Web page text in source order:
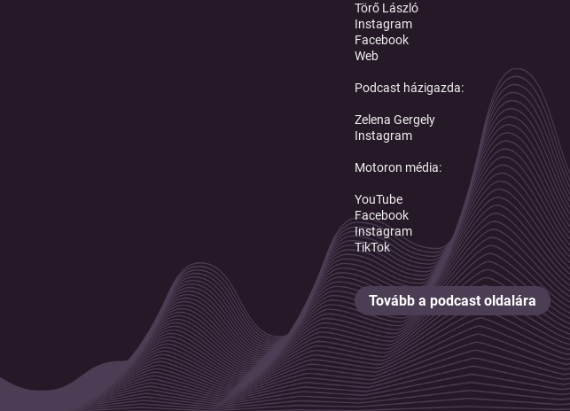
Törő László
Instagram
Facebook
Web
Podcast házigazda:
Zelena Gergely
Instagram
Motoron média:
YouTube
Facebook
Instagram
TikTok
Tovább a podcast oldalára